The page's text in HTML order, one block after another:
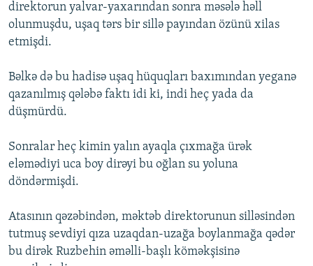
direktorun yalvar-yaxarından sonra məsələ həll
olunmuşdu, uşaq tərs bir sillə payından özünü xilas
etmişdi.
Bəlkə də bu hadisə uşaq hüquqları baxımından yeganə
qazanılmış qələbə faktı idi ki, indi heç yada da
düşmürdü.
Sonralar heç kimin yalın ayaqla çıxmağa ürək
eləmədiyi uca boy dirəyi bu oğlan su yoluna
döndərmişdi.
Atasının qəzəbindən, məktəb direktorunun silləsindən
tutmuş sevdiyi qıza uzaqdan-uzağa boylanmağa qədər
bu dirək Ruzbehin əməlli-başlı köməkşisinə